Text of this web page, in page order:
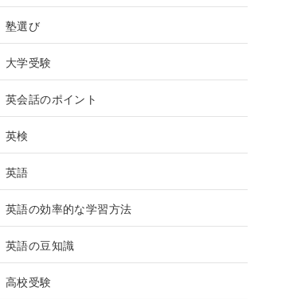
塾選び
大学受験
英会話のポイント
英検
英語
英語の効率的な学習方法
英語の豆知識
高校受験